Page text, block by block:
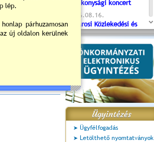
Jótékonysági koncert
2026.08.16.
Újvárosi Közlekedési és
Sportnap
2026.08.19.
Ceglédi fotóklub kiállítás
2026.08.20.
Szent István Ünnepe
Ügyintézés
Ügyfélfogadás
Letölthető nyomtatványok